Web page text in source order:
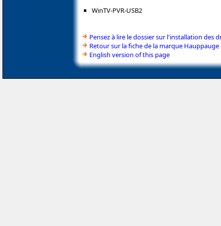
WinTV-PVR-USB2
Pensez à lire le dossier sur l'installation des
Retour sur la fiche de la marque Hauppauge
English version of this page